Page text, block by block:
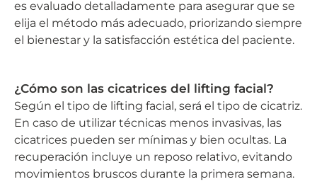
es evaluado detalladamente para asegurar que se
elija el método más adecuado, priorizando siempre
el bienestar y la satisfacción estética del paciente.
¿Cómo son las cicatrices del lifting facial?
Según el tipo de lifting facial, será el tipo de cicatriz.
En caso de utilizar técnicas menos invasivas, las
cicatrices pueden ser mínimas y bien ocultas. La
recuperación incluye un reposo relativo, evitando
movimientos bruscos durante la primera semana.